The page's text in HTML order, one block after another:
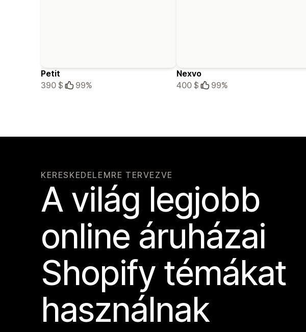
Petit
390 $
99%
Nexvo
400 $
99%
KERESKEDELEMRE TERVEZVE
A világ legjobb
online áruházai
Shopify témákat
használnak